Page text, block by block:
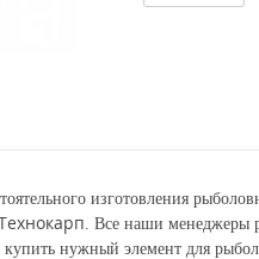
изготовления
. Все наши менеджеры
нужный элемент для